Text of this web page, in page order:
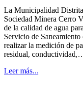
La Municipalidad
Sociedad Minera Cerro
de la calidad de agua
Servicio de
realizar la medición de
residual,
Leer más...